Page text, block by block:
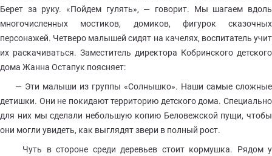
Берет за руку. «Пойдем гулять», — говорит. Мы шагаем вдоль
многочисленных мостиков, домиков, фигурок сказочных
персонажей. Четверо малышей сидят на качелях, воспитатель учит
их раскачиваться. Заместитель директора Кобринского детского
дома Жанна Остапук поясняет:
— Эти малыши из группы «Солнышко». Наши самые сложные
детишки. Они не покидают территорию детского дома. Специально
для них мы сделали небольшую копию Беловежской пущи, чтобы
они могли увидеть, как выглядят звери в полный рост.
Чуть в стороне среди деревьев стоит кормушка. Рядом у